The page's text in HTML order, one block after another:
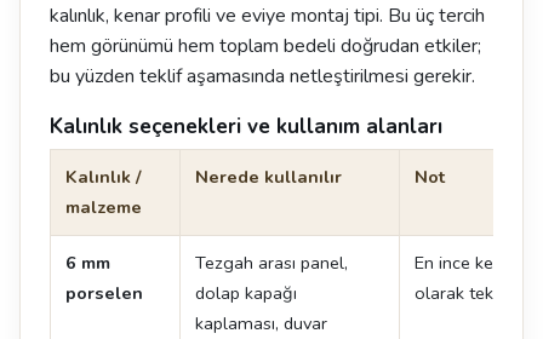
kalınlık, kenar profili ve eviye montaj tipi. Bu üç tercih
hem görünümü hem toplam bedeli doğrudan etkiler;
bu yüzden teklif aşamasında netleştirilmesi gerekir.
Kalınlık seçenekleri ve kullanım alanları
Kalınlık /
malzeme
Nerede kullanılır Not
6 mm
porselen
Tezgah arası panel,
dolap kapağı
kaplaması, duvar
En ince kesit.
olarak tek